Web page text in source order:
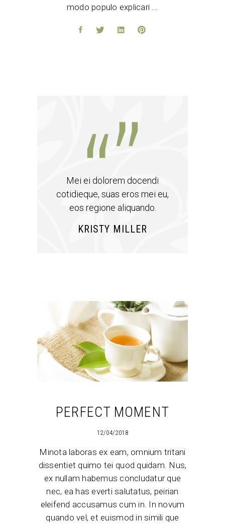
modo populo explicari
Mei ei dolorem docendi
cotidieque, suas eros mei eu,
eos regione aliquando.
KRISTY MILLER
PERFECT MOMENT
12/04/2018
Minota laboras ex eam, omnium tritani
dissentiet quimo tei quod quidam. Nus,
ex nullam habemus concludatur que
nec, ea has everti salutatus, peirian
eleifend accusamus cum in. In novum
quando vel, et euismod in simili que